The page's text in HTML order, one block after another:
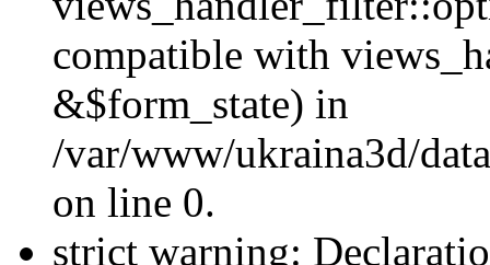
compatible with
&$form_state) in
/var/www/ukraina3d/
on line 0.
strict warning: